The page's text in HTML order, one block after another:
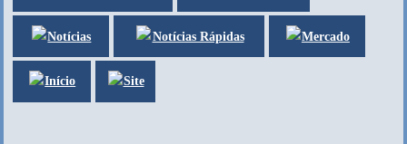
Notícias Notícias Rápidas Mercado
Início Site